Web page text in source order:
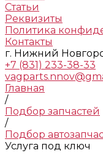
Статьи
Реквизиты
Политика
Контакты
г. Нижний
+7 (831) 233-38-33
Главная
/
Подбор запчастей
/
Подбор
Услуга под ключ